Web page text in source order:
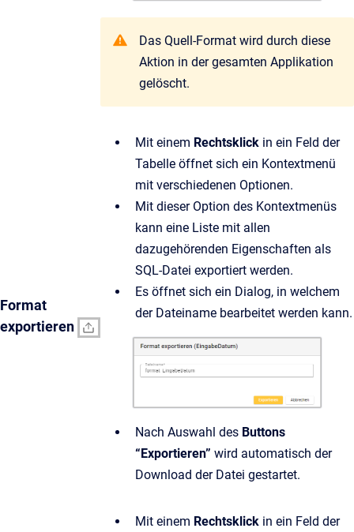
Das Quell-Format wird durch diese
Aktion in der gesamten Applikation
gelöscht.
Format
exportieren
Mit einem Rechtsklick in ein Feld der
Tabelle öffnet sich ein Kontextmenü
mit verschiedenen Optionen.
Mit dieser Option des Kontextmenüs
kann eine Liste mit allen
dazugehörenden Eigenschaften als
SQL-Datei exportiert werden.
Es öffnet sich ein Dialog, in welchem
der Dateiname bearbeitet werden kann.
Nach Auswahl des Buttons
“Exportieren” wird automatisch der
Download der Datei gestartet.
Mit einem Rechtsklick in ein Feld der